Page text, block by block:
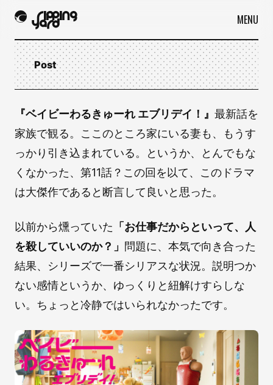
MENU
Post
『ベイビーわるきゅーれ エブリデイ！』 最新話を
家族で観る。ここのところ家にいる妻も、もうす
っかり引き込まれている。というか、とんでもな
くなかった、第11話？この回を以て、このドラマ
は大傑作であると断言して良いと思った。
以前から燻っていた 「お仕事だからといって、人
を殺していいのか？」 問題に、本気で向き合った
結果、シリーズで一番シリアスな状況。説明つか
ない感情というか、ゆっくりと紐解けすらしな
い。ちょっと冷静ではいられなかったです。